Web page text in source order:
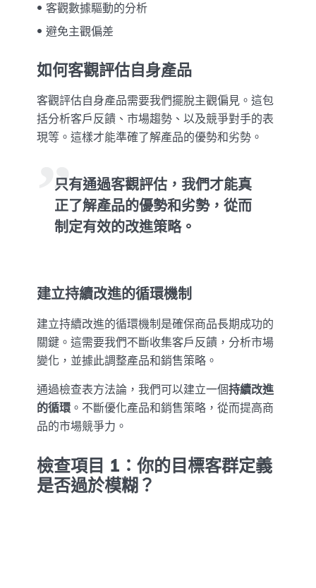
客觀數據驅動的分析
避免主觀偏差
如何客觀評估自身產品
客觀評估自身產品需要我們擺脫主觀偏見。這包
括分析客戶反饋、市場趨勢、以及競爭對手的表
現等。這樣才能準確了解產品的優勢和劣勢。
只有通過客觀評估，我們才能真
正了解產品的優勢和劣勢，從而
制定有效的改進策略。
建立持續改進的循環機制
建立持續改進的循環機制是確保商品長期成功的
關鍵。這需要我們不斷收集客戶反饋，分析市場
變化，並據此調整產品和銷售策略。
通過檢查表方法論，我們可以建立一個持續改進
的循環 。不斷優化產品和銷售策略，從而提高商
品的市場競爭力。
檢查項目 1：你的目標客群定義
是否過於模糊？